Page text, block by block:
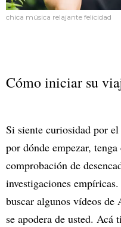
chica música relajante felicidad
Cómo iniciar su
Si siente curiosidad por
por dónde empezar,
comprobación de
investigaciones
buscar algunos vídeos
se apodera de usted. Acá